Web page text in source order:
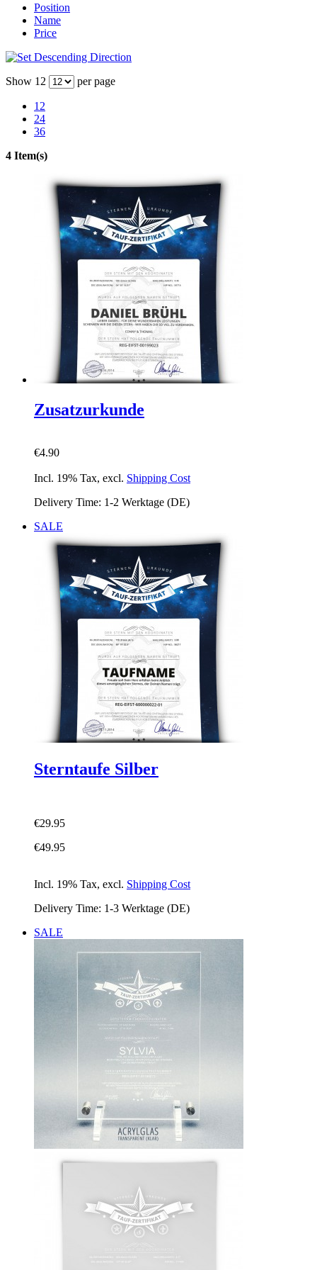
Position
Name
Price
Show 12 per page
12
24
36
4 Item(s)
Zusatzurkunde
€4.90
Incl. 19% Tax, excl. Shipping Cost
Delivery Time: 1-2 Werktage (DE)
SALE
Sterntaufe Silber
€29.95
€49.95
Incl. 19% Tax, excl. Shipping Cost
Delivery Time: 1-3 Werktage (DE)
SALE